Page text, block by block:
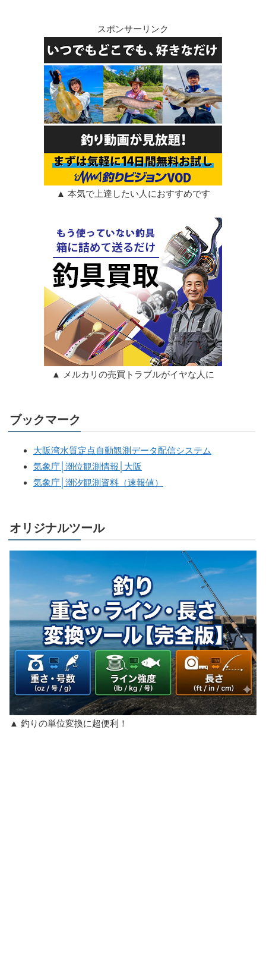
スポンサーリンク
▲ 本気で上達したい人におすすめです
▲ メルカリの売買トラブルがイヤな人に
ブックマーク
大阪湾水質定点自動観測データ配信システム
気象庁│潮位観測情報│大阪
気象庁│潮汐観測資料（速報値）
オリジナルツール
▲ 釣りの単位変換に超便利！